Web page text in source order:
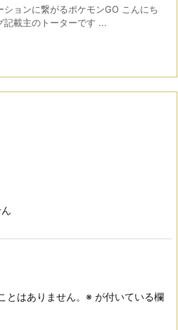
ションに繋がるポケモンGO こんにち
記載主のトーターです ...
とはありません。 ※ が付いている欄